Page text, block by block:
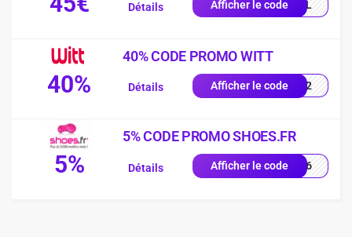
Afficher le codeLEIL
Détails
40%
40% CODE PROMO WITT
Afficher le code2102
Détails
5%
5% CODE PROMO SHOES.FR
Afficher le codeJM26
Détails